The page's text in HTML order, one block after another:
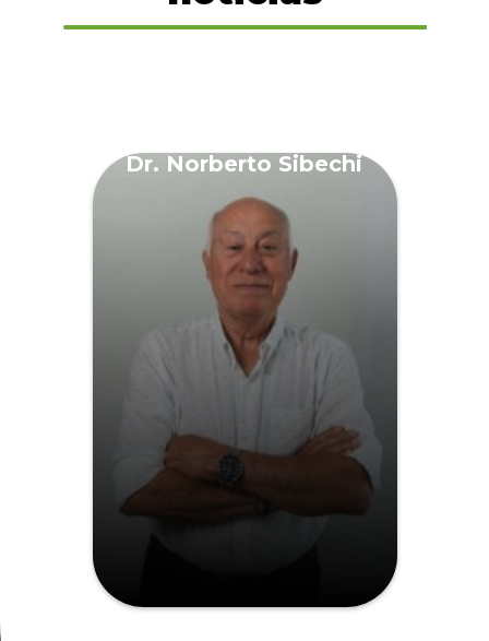
Dr. Norberto Sibechi